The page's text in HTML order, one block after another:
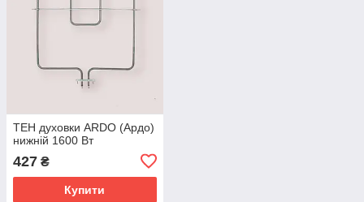
ТЕН духовки ARDO (Ардо)
нижній 1600 Вт
427 ₴
Купити